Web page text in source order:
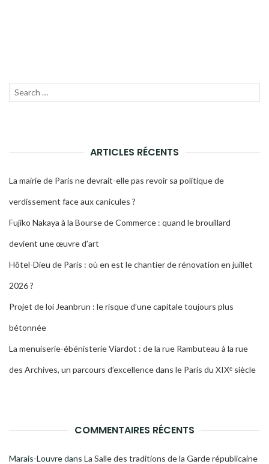
Recherche
ARTICLES RÉCENTS
La mairie de Paris ne devrait-elle pas revoir sa politique de
verdissement face aux canicules ?
Fujiko Nakaya à la Bourse de Commerce : quand le brouillard
devient une œuvre d’art
Hôtel-Dieu de Paris : où en est le chantier de rénovation en juillet
2026 ?
Projet de loi Jeanbrun : le risque d’une capitale toujours plus
bétonnée
La menuiserie-ébénisterie Viardot : de la rue Rambuteau à la rue
des Archives, un parcours d’excellence dans le Paris du XIXᵉ siècle
COMMENTAIRES RÉCENTS
Marais-Louvredans La Salle des traditions de la Garde républicaine